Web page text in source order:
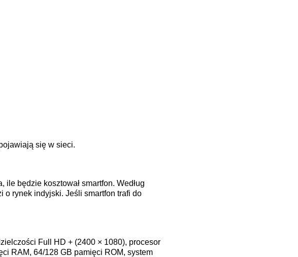
się w sieci.
będzie kosztował smartfon. Według
o rynek indyjski. Jeśli smartfon trafi do
Full HD + (2400 × 1080), procesor
RAM, 64/128 GB pamięci ROM, system